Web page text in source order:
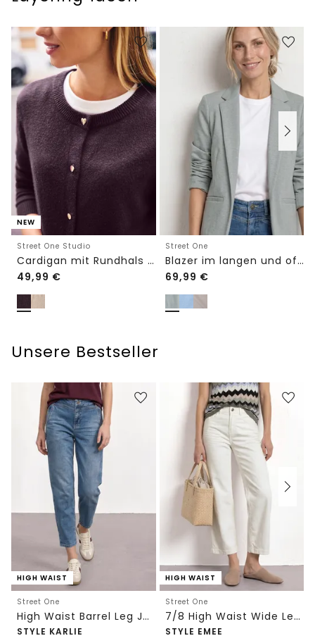
NEW
Street One Studio
Cardigan mit Rundhals und Knöpfen
49,99 €
Street One
Blazer im langen und offenen Schnitt
69,99 €
Unsere Bestseller
HIGH WAIST
Street One
High Waist Barrel Leg Jeans im Loose Fit
STYLE KARLIE
HIGH WAIST
Street One
7/8 High Waist Wide Leg Jeans im Loose Fit
STYLE EMEE